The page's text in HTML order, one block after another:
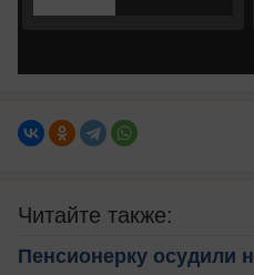
Читайте также:
Пенсионерку осудили